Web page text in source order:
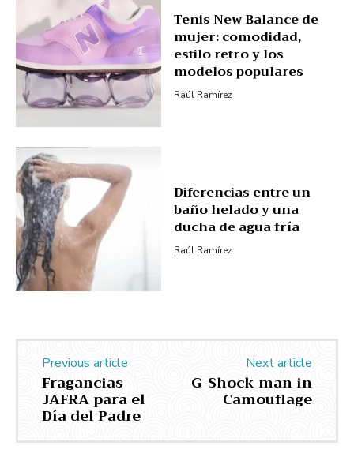
Tenis New Balance de
mujer: comodidad,
estilo retro y los
modelos populares
Raúl Ramírez
Diferencias entre un
baño helado y una
ducha de agua fría
Raúl Ramírez
Previous article
Fragancias
JAFRA para el
Día del Padre
Next article
G-Shock man in
Camouflage